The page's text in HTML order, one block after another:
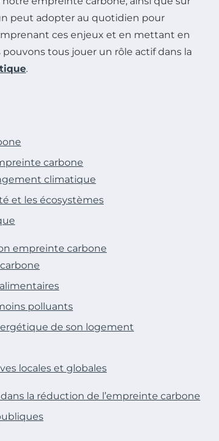
peut adopter au quotidien pour
ces enjeux et en mettant en
tous jouer un rôle actif dans la
.
carbone
climatique
et les écosystèmes
empreinte carbone
polluants
de son logement
locales et globales
la réduction de l’empreinte carbone